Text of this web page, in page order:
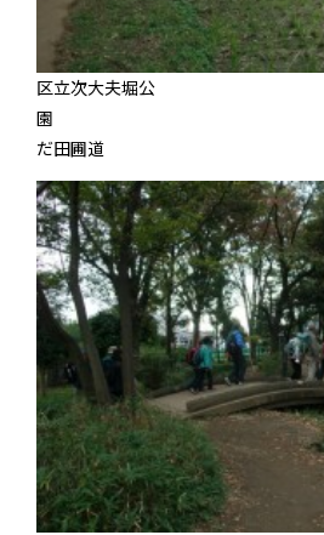
区立次大夫堀公
園 収穫
だ田圃道